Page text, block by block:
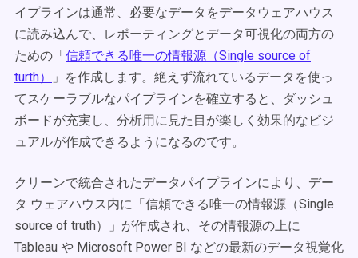
イプラインは通常、必要なデータをデータウェアハウス
に読み込んで、レポーティングとデータ可視化の両方の
ための「信頼できる唯一の情報源（Single source of
turth）
」を作成します。絶えず流れているデータを使っ
てスケーラブルなパイプラインを確立すると、ダッシュ
ボードが充実し、分析用に見た目が楽しく効果的なビジ
ュアルが作成できるようになるのです。
クリーンで統合されたデータパイプラインにより、デー
タ ウェアハウス内に「信頼できる唯一の情報源（Single
source of truth）」が作成され、その情報源の上に
Tableau や Microsoft Power BI などの最新のデータ視覚化